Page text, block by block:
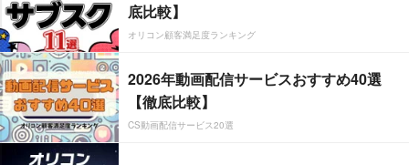
底比較】
オリコン顧客満足度ランキング
2026年動画配信サービスおすすめ40選
【徹底比較】
CS動画配信サービス20選